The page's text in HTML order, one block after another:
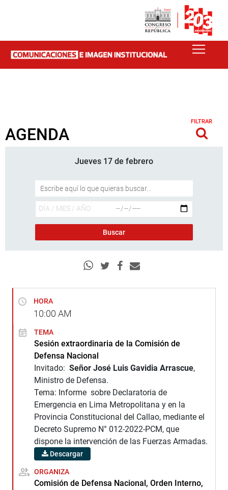
AGENDA
FILTRAR
Jueves 17 de febrero
HORA
10:00 AM
TEMA
Sesión extraordinaria de la Comisión de
Defensa Nacional
Invitado: Señor José Luis Gavidia Arrascue,
Ministro de Defensa.
Tema: Informe sobre Declaratoria de
Emergencia en Lima Metropolitana y en la
Provincia Constitucional del Callao, mediante el
Decreto Supremo N° 012-2022-PCM, que
dispone la intervención de las Fuerzas Armadas.
Descargar
ORGANIZA
Comisión de Defensa Nacional, Orden Interno,